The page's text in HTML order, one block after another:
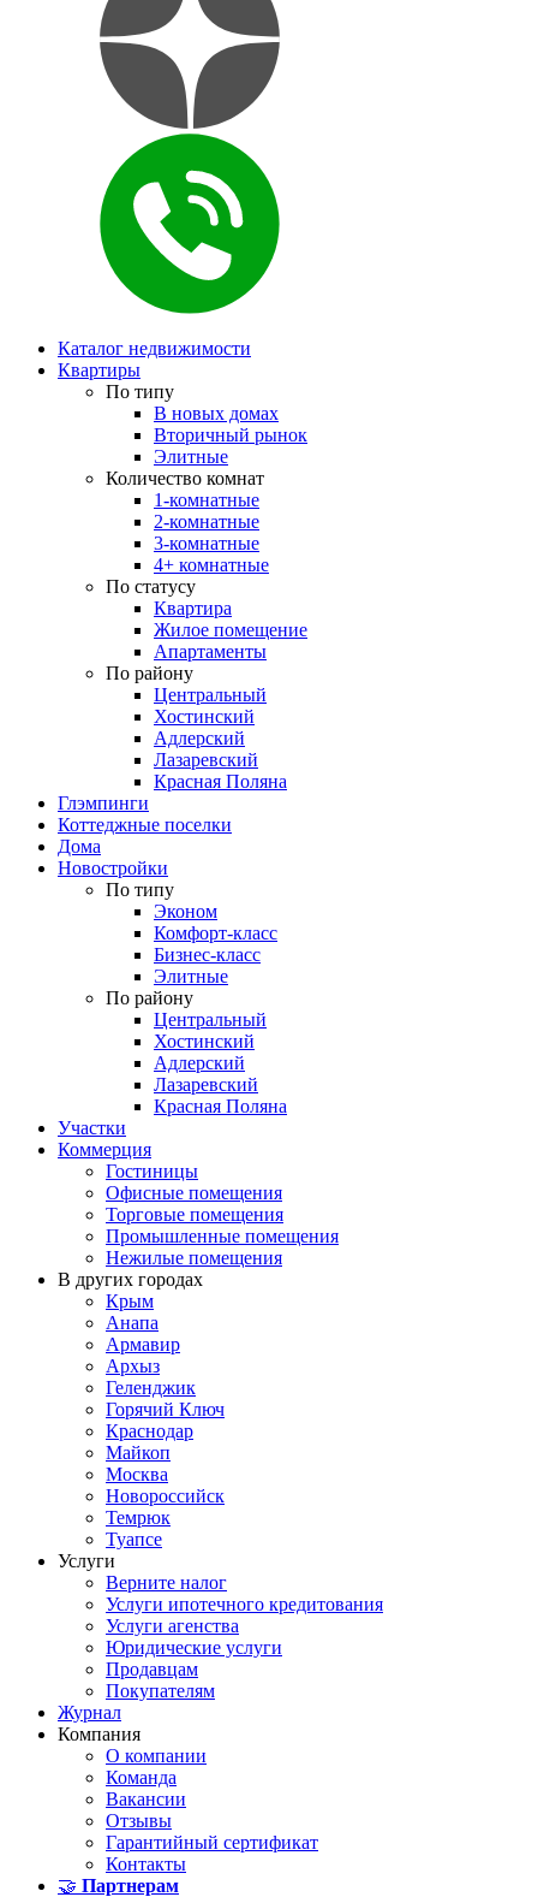
Каталог недвижимости
Квартиры
По типу
В новых домах
Вторичный рынок
Элитные
Количество комнат
1-комнатные
2-комнатные
3-комнатные
4+ комнатные
По статусу
Квартира
Жилое помещение
Апартаменты
По району
Центральный
Хостинский
Адлерский
Лазаревский
Красная Поляна
Глэмпинги
Коттеджные поселки
Дома
Новостройки
По типу
Эконом
Комфорт-класс
Бизнес-класс
Элитные
По району
Центральный
Хостинский
Адлерский
Лазаревский
Красная Поляна
Участки
Коммерция
Гостиницы
Офисные помещения
Торговые помещения
Промышленные помещения
Нежилые помещения
В других городах
Крым
Анапа
Армавир
Архыз
Геленджик
Горячий Ключ
Краснодар
Майкоп
Москва
Новороссийск
Темрюк
Туапсе
Услуги
Верните налог
Услуги ипотечного кредитования
Услуги агенства
Юридические услуги
Продавцам
Покупателям
Журнал
Компания
О компании
Команда
Вакансии
Отзывы
Гарантийный сертификат
Контакты
🤝 Партнерам